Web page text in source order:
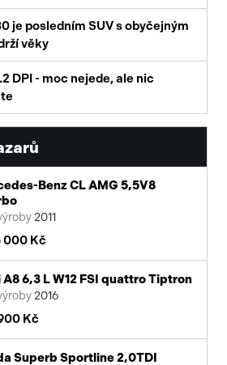
je posledním SUV s obyčejným
věky
DPI - moc nejede, ale nic
Benz CL AMG 5,5V8
2011
000 Kč
6,3 L W12 FSI quattro Tiptron
2016
Kč
Superb Sportline 2,0TDI